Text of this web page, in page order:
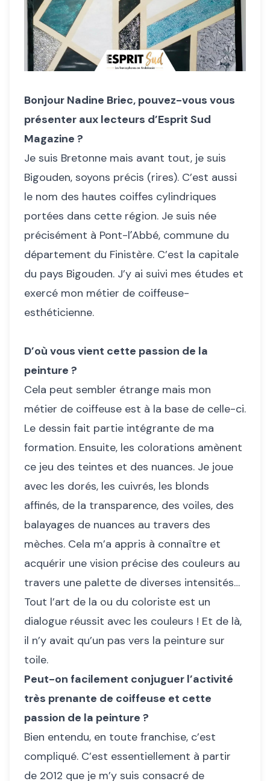
Bonjour Nadine Briec, pouvez-vous vous
présenter aux lecteurs d’Esprit Sud
Magazine ?
Je suis Bretonne mais avant tout, je suis
Bigouden, soyons précis (rires). C’est aussi
le nom des hautes coiffes cylindriques
portées dans cette région. Je suis née
précisément à Pont-lʼAbbé, commune du
département du Finistère. C’est la capitale
du pays Bigouden. J’y ai suivi mes études et
exercé mon métier de coiffeuse-
esthéticienne.
D’où vous vient cette passion de la
peinture ?
Cela peut sembler étrange mais mon
métier de coiffeuse est à la base de celle-ci.
Le dessin fait partie intégrante de ma
formation. Ensuite, les colorations amènent
ce jeu des teintes et des nuances. Je joue
avec les dorés, les cuivrés, les blonds
affinés, de la transparence, des voiles, des
balayages de nuances au travers des
mèches. Cela m’a appris à connaître et
acquérir une vision précise des couleurs au
travers une palette de diverses intensités…
Tout l’art de la ou du coloriste est un
dialogue réussit avec les couleurs ! Et de là,
il n’y avait qu’un pas vers la peinture sur
toile.
Peut-on facilement conjuguer l’activité
très prenante de coiffeuse et cette
passion de la peinture ?
Bien entendu, en toute franchise, c’est
compliqué. C’est essentiellement à partir
de 2012 que je m’y suis consacré de